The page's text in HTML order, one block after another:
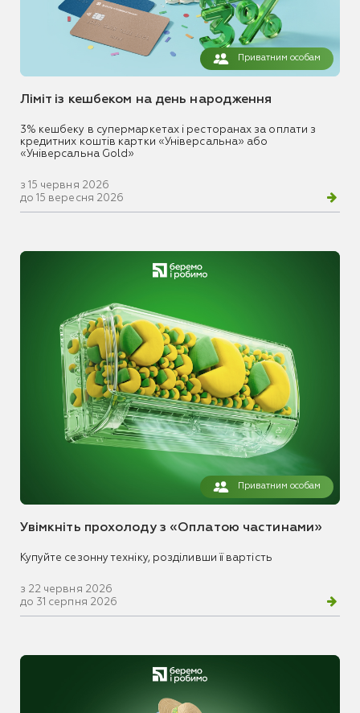
Приватним особам
Ліміт із кешбеком на день народження
3% кешбеку в супермаркетах і ресторанах за оплати з
кредитних коштів картки «Універсальна» або
«Універсальна Gold»
з 15 червня 2026
до 15 вересня 2026
Приватним особам
Увімкніть прохолоду з «Оплатою частинами»
Купуйте сезонну техніку, розділивши її вартість
з 22 червня 2026
до 31 серпня 2026